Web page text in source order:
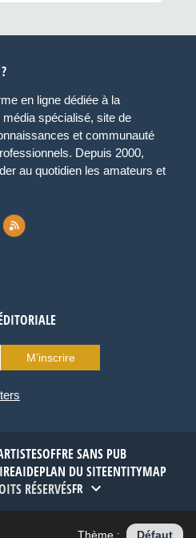
en ligne dédiée à la
média spécialisé, site de
et communauté
Depuis 2000,
au quotidien les amateurs et
M’inscrire
OFFRE SANS PUB
AIDEPLAN DU SITEENTITYMAP
RÉSERVÉSFR
Thème : Défaut